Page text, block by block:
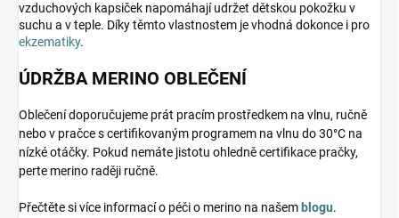
vzduchových kapsiček napomáhají udržet dětskou pokožku v
suchu a v teple. Díky těmto vlastnostem je vhodná dokonce i pro
ekzematiky.
ÚDRŽBA MERINO OBLEČENÍ
Oblečení doporučujeme prát pracím prostředkem na vlnu, ručně
nebo v pračce s certifikovaným programem na vlnu do 30°C na
nízké otáčky. Pokud nemáte jistotu ohledně certifikace pračky,
perte merino raději ručně.
Přečtěte si více informací o péči o merino na našem blogu.